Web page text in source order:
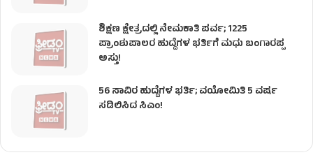
ಶಿಕ್ಷಣ ಕ್ಷೇತ್ರದಲ್ಲಿ ನೇಮಕಾತಿ ಪರ್ವ; 1225
ಪ್ರಾಂಶುಪಾಲರ ಹುದ್ದೆಗಳ ಭರ್ತಿಗೆ ಮಧು ಬಂಗಾರಪ್ಪ
ಅಸ್ತು!
56 ಸಾವಿರ ಹುದ್ದೆಗಳ ಭರ್ತಿ; ವಯೋಮಿತಿ 5 ವರ್ಷ
ಸಡಿಲಿಸಿದ ಸಿಎಂ!